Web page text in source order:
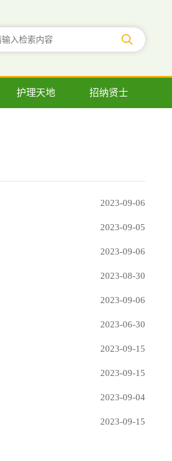
护理天地 招纳贤士
2023-09-06
2023-09-05
2023-09-06
2023-08-30
2023-09-06
2023-06-30
2023-09-15
2023-09-15
2023-09-04
2023-09-15